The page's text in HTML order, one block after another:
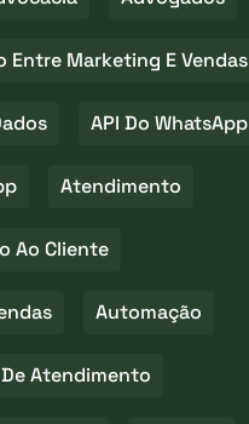
Entre Marketing E Vendas
API Do WhatsApp
Atendimento
Ao Cliente
Automação
Atendimento